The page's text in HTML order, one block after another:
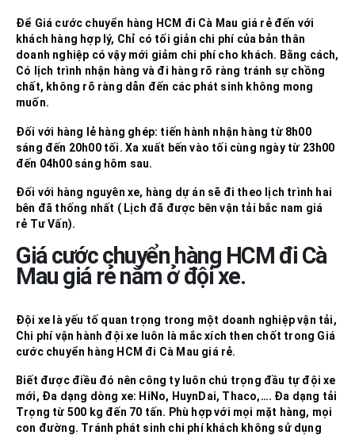
Để Giá cước chuyển hàng HCM đi Cà Mau giá rẻđến với
khách hàng hợp lý, Chỉ có tối giản chi phí của bản thân
doanh nghiệp có vậy mới giảm chi phí cho khách. Bằng cách,
Có lịch trình nhận hàng và đi hàng rõ ràng tránh sự chồng
chất, không rõ ràng dẫn đến các phát sinh không mong
muốn.
Đối với hàng lẻ hàng ghép: tiến hành nhận hàng từ 8h00
sáng đến 20h00 tối. Xa xuất bến vào tối cùng ngày từ 23h00
đến 04h00 sáng hôm sau.
Đối với hàng nguyên xe, hàng dự án sẽ đi theo lịch trình hai
bên đã thống nhất ( Lịch đã được bên vận tải bắc nam giá
rẻ Tư Vấn).
Giá cước chuyển hàng HCM đi Cà
Mau giá rẻ nằm ở đội xe.
Đội xe là yếu tố quan trọng trong một doanh nghiệp vận tải,
Chi phí vận hành đội xe luôn là mắc xích then chốt trong Giá
cước chuyển hàng HCM đi Cà Mau giá rẻ.
Biết được điều đó nên công ty luôn chú trọng đầu tự đội xe
mới, Đa dạng dòng xe: HiNo, HuynDai, Thaco,…. Đa dạng tải
Trọng từ 500 kg đến 70 tấn. Phù hợp với mọi mặt hàng, mọi
con đường. Tránh phát sinh chi phí khách không sử dụng